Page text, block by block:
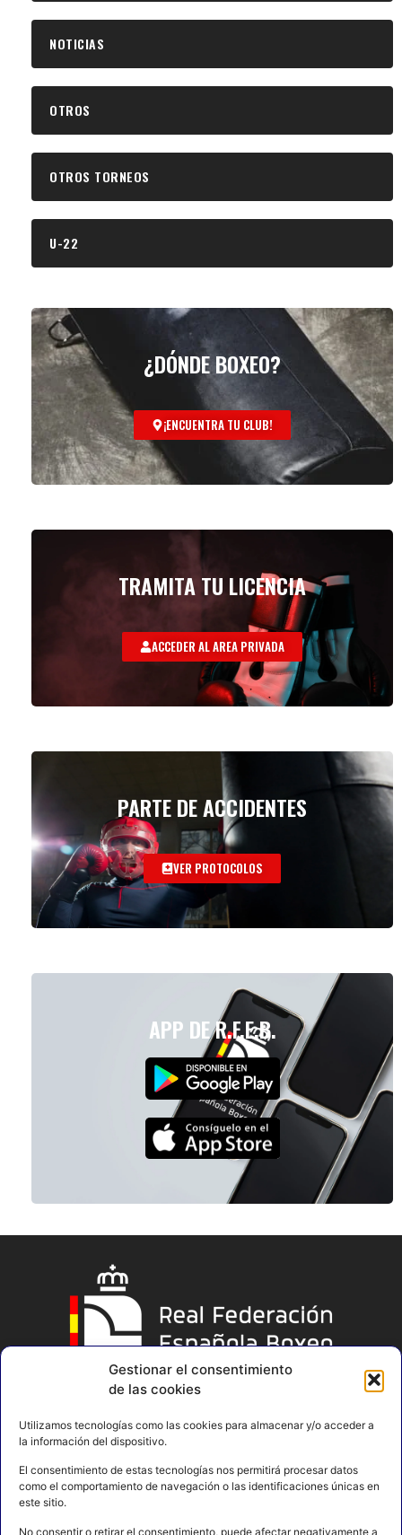
Gestionar el consentimiento
de las cookies
Utilizamos tecnologías como las cookies para almacenar y/o acceder a
la información del dispositivo.
El consentimiento de estas tecnologías nos permitirá procesar datos
como el comportamiento de navegación o las identificaciones únicas en
este sitio.
No consentir o retirar el consentimiento, puede afectar negativamente a
NOTICIAS
OTROS
OTROS TORNEOS
U-22
¿DÓNDE BOXEO?
¡ENCUENTRA TU CLUB!
TRAMITA TU LICENCIA
ACCEDER AL AREA PRIVADA
PARTE DE ACCIDENTES
VER PROTOCOLOS
APP DE R.F.E.B.